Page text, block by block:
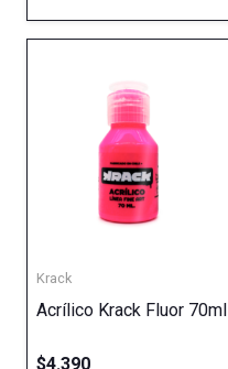
Krack
Acrílico Krack Fluor 70ml
$4.390